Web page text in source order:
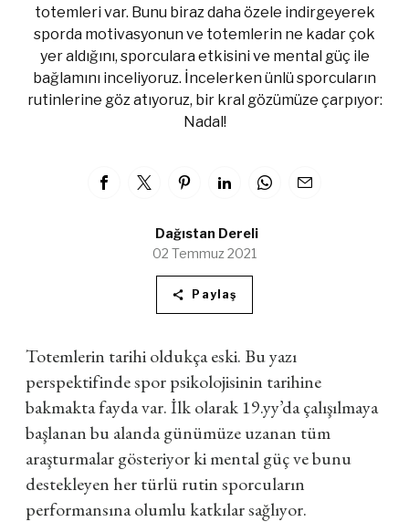
totemleri var. Bunu biraz daha özele indirgeyerek
sporda motivasyonun ve totemlerin ne kadar çok
yer aldığını, sporculara etkisini ve mental güç ile
bağlamını inceliyoruz. İncelerken ünlü sporcuların
rutinlerine göz atıyoruz, bir kral gözümüze çarpıyor:
Nadal!
Dağıstan Dereli
02 Temmuz 2021
Paylaş
Totemlerin tarihi oldukça eski. Bu yazı
perspektifinde spor psikolojisinin tarihine
bakmakta fayda var. İlk olarak 19.yy’da çalışılmaya
başlanan bu alanda günümüze uzanan tüm
araşturmalar gösteriyor ki mental güç ve bunu
destekleyen her türlü rutin sporcuların
performansına olumlu katkılar sağlıyor.